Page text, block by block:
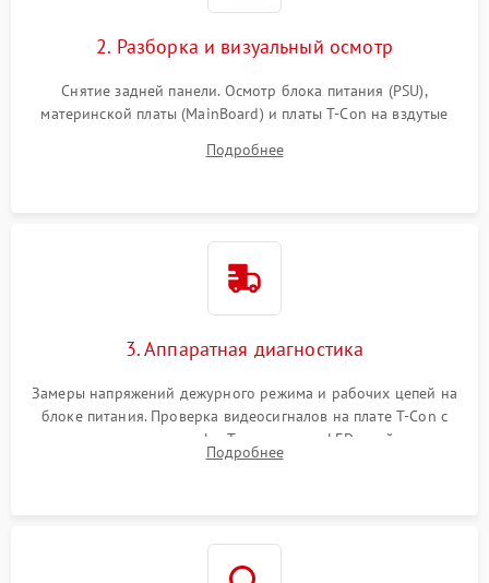
2. Разборка и визуальный осмотр
Снятие задней панели. Осмотр блока питания (PSU),
материнской платы (MainBoard) и платы T-Con на вздутые
Проверка надежности фиксации и целостности шлейфов.
Подробнее
3. Аппаратная диагностика
Замеры напряжений дежурного режима и рабочих цепей на
блоке питания. Проверка видеосигналов на плате T-Con с
помощью осциллографа. Тестирование LED-драйвера и
светодиодных планок подсветки мультиметром.
Подробнее